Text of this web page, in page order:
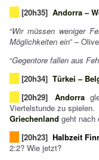
[20h35] Andorra –
“Wir müssen weniger
Möglichkeiten ein” –
“Gegentore fallen aus
[20h34] Türkei –
[20h29]
Andorra
Viertelstunde zu spielen.
Griechenland geht nach
[20h23] Halbzeit
2:2? Wie jetzt?